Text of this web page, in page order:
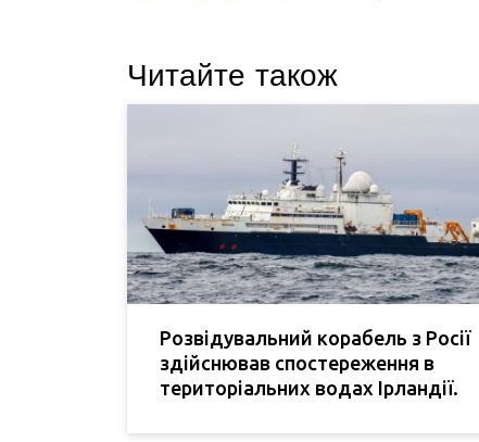
Читайте також
Розвідувальний корабель з Росії
здійснював спостереження в
територіальних водах Ірландії.